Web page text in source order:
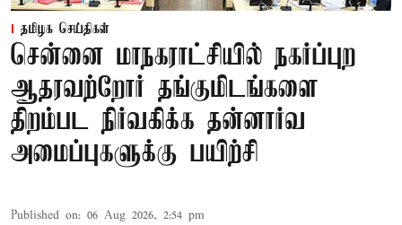
தமிழக செய்திகள்
சென்னை மாநகராட்சியில் நகர்ப்புற
ஆதரவற்றோர் தங்குமிடங்களை
திறம்பட நிர்வகிக்க தன்னார்வ
அமைப்புகளுக்கு பயிற்சி
Published on: 06 Aug 2026, 2:54 pm